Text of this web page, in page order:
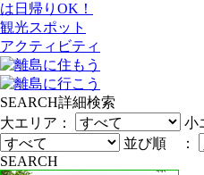
は日帰りOK！
観光スポット
アクティビティ
SEARCH詳細検索
大エリア：
小
並び順 ：
SEARCH